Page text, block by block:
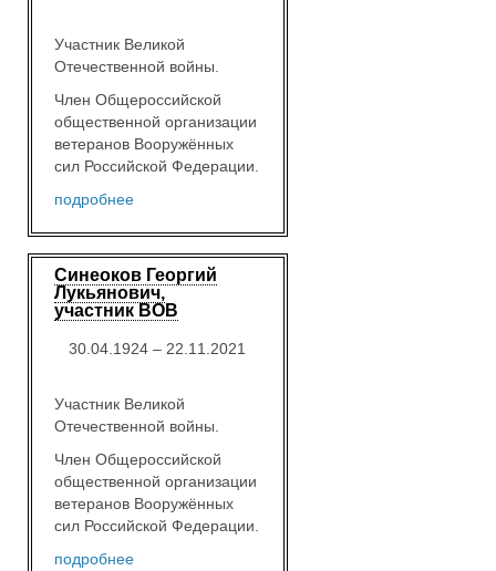
Участник Великой
Отечественной войны.
Член Общероссийской
общественной организации
ветеранов Вооружённых
сил Российской Федерации.
подробнее
Синеоков Георгий
Лукьянович,
участник ВОВ
30.04.1924 – 22.11.2021
Участник Великой
Отечественной войны.
Член Общероссийской
общественной организации
ветеранов Вооружённых
сил Российской Федерации.
подробнее